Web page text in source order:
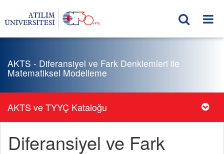
AKTS - Diferansiyel ve Fark Denklemleri ile
Matematiksel Modelleme
AKTS ve TYYÇ Kataloğu
Diferansiyel ve Fark